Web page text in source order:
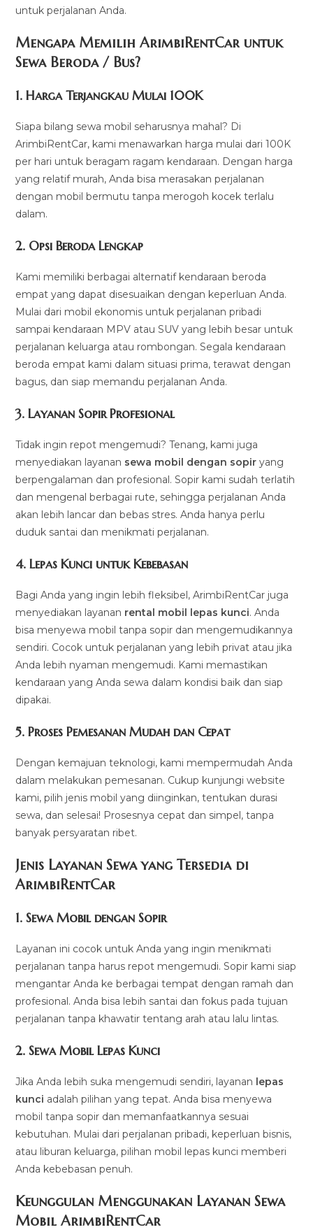
untuk perjalanan Anda.
Mengapa Memilih ArimbiRentCar untuk
Sewa Beroda / Bus?
1.Harga Terjangkau Mulai 100K
Siapa bilang sewa mobil seharusnya mahal? Di
ArimbiRentCar, kami menawarkan harga mulai dari 100K
per hari untuk beragam ragam kendaraan. Dengan harga
yang relatif murah, Anda bisa merasakan perjalanan
dengan mobil bermutu tanpa merogoh kocek terlalu
dalam.
2. Opsi Beroda Lengkap
Kami memiliki berbagai alternatif kendaraan beroda
empat yang dapat disesuaikan dengan keperluan Anda.
Mulai dari mobil ekonomis untuk perjalanan pribadi
sampai kendaraan MPV atau SUV yang lebih besar untuk
perjalanan keluarga atau rombongan. Segala kendaraan
beroda empat kami dalam situasi prima, terawat dengan
bagus, dan siap memandu perjalanan Anda.
3.Layanan Sopir Profesional
Tidak ingin repot mengemudi? Tenang, kami juga
menyediakan layanan sewa mobil dengan sopir yang
berpengalaman dan profesional. Sopir kami sudah terlatih
dan mengenal berbagai rute, sehingga perjalanan Anda
akan lebih lancar dan bebas stres. Anda hanya perlu
duduk santai dan menikmati perjalanan.
4.Lepas Kunci untuk Kebebasan
Bagi Anda yang ingin lebih fleksibel, ArimbiRentCar juga
menyediakan layanan rental mobil lepas kunci. Anda
bisa menyewa mobil tanpa sopir dan mengemudikannya
sendiri. Cocok untuk perjalanan yang lebih privat atau jika
Anda lebih nyaman mengemudi. Kami memastikan
kendaraan yang Anda sewa dalam kondisi baik dan siap
dipakai.
5.Proses Pemesanan Mudah dan Cepat
Dengan kemajuan teknologi, kami mempermudah Anda
dalam melakukan pemesanan. Cukup kunjungi website
kami, pilih jenis mobil yang diinginkan, tentukan durasi
sewa, dan selesai! Prosesnya cepat dan simpel, tanpa
banyak persyaratan ribet.
Jenis Layanan Sewa yang Tersedia di
ArimbiRentCar
1.Sewa Mobil dengan Sopir
Layanan ini cocok untuk Anda yang ingin menikmati
perjalanan tanpa harus repot mengemudi. Sopir kami siap
mengantar Anda ke berbagai tempat dengan ramah dan
profesional. Anda bisa lebih santai dan fokus pada tujuan
perjalanan tanpa khawatir tentang arah atau lalu lintas.
2.Sewa Mobil Lepas Kunci
Jika Anda lebih suka mengemudi sendiri, layanan lepas
kunci adalah pilihan yang tepat. Anda bisa menyewa
mobil tanpa sopir dan memanfaatkannya sesuai
kebutuhan. Mulai dari perjalanan pribadi, keperluan bisnis,
atau liburan keluarga, pilihan mobil lepas kunci memberi
Anda kebebasan penuh.
Keunggulan Menggunakan Layanan Sewa
Mobil ArimbiRentCar